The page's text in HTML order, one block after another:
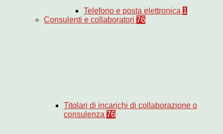
Telefono e posta elettronica 1
Consulenti e collaboratori 76
Titolari di incarichi di collaborazione o
consulenza 76